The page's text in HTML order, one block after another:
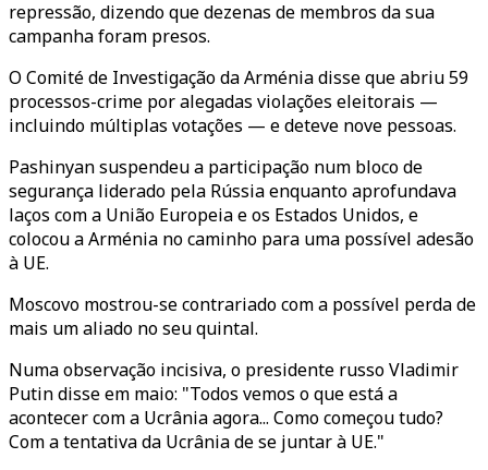
repressão, dizendo que dezenas de membros da sua
campanha foram presos.
O Comité de Investigação da Arménia disse que abriu 59
processos-crime por alegadas violações eleitorais —
incluindo múltiplas votações — e deteve nove pessoas.
Pashinyan suspendeu a participação num bloco de
segurança liderado pela Rússia enquanto aprofundava
laços com a União Europeia e os Estados Unidos, e
colocou a Arménia no caminho para uma possível adesão
à UE.
Moscovo mostrou-se contrariado com a possível perda de
mais um aliado no seu quintal.
Numa observação incisiva, o presidente russo Vladimir
Putin disse em maio: "Todos vemos o que está a
acontecer com a Ucrânia agora... Como começou tudo?
Com a tentativa da Ucrânia de se juntar à UE."